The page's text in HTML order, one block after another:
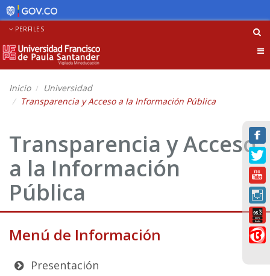
PERFILES
Inicio
Universidad
Transparencia y Acceso a la Información Pública
Transparencia y Acceso
a la Información
Pública
Menú de Información
Presentación